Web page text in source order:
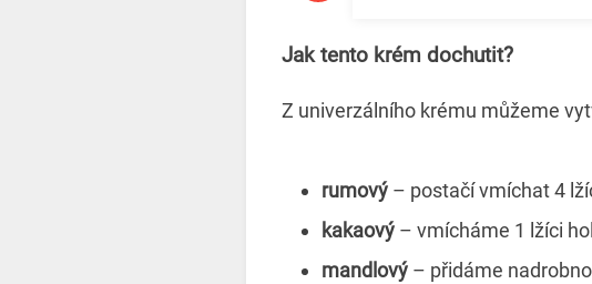
Jak tento krém dochutit?
Z univerzálního krému můžeme
rumový – postačí vmíchat 4
kakaový – vmícháme 1 lžíci
mandlový – přidáme